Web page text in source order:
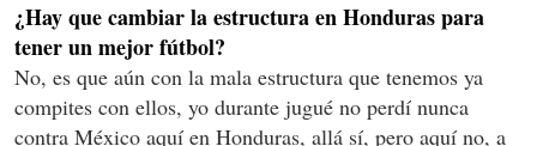
¿Hay que cambiar la estructura en Honduras para
tener un mejor fútbol?
No, es que aún con la mala estructura que tenemos ya
compites con ellos, yo durante jugué no perdí nunca
contra México aquí en Honduras, allá sí, pero aquí no, a